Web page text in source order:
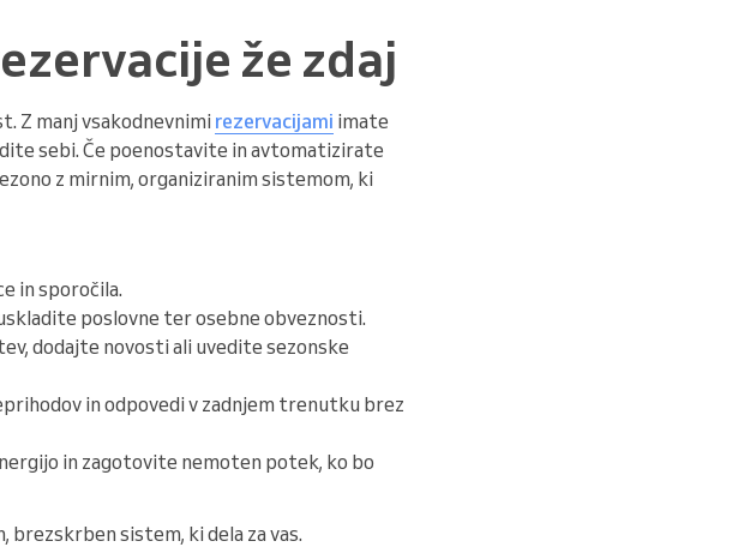
že zdaj
Z manj vsakodnevnimi rezervacijami imate
sebi. Če poenostavite in avtomatizirate
z mirnim, organiziranim sistemom, ki
in sporočila.
poslovne ter osebne obveznosti.
dodajte novosti ali uvedite sezonske
in odpovedi v zadnjem trenutku brez
in zagotovite nemoten potek, ko bo
sistem, ki dela za vas.